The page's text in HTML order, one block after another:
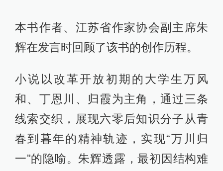
本书作者、江苏省作家协会副主席朱
辉在发言时回顾了该书的创作历程。
小说以改革开放初期的大学生万风
和、丁恩川、归霞为主角，通过三条
线索交织，展现六零后知识分子从青
春到暮年的精神轨迹，实现“万川归
一”的隐喻。朱辉透露，最初因结构难